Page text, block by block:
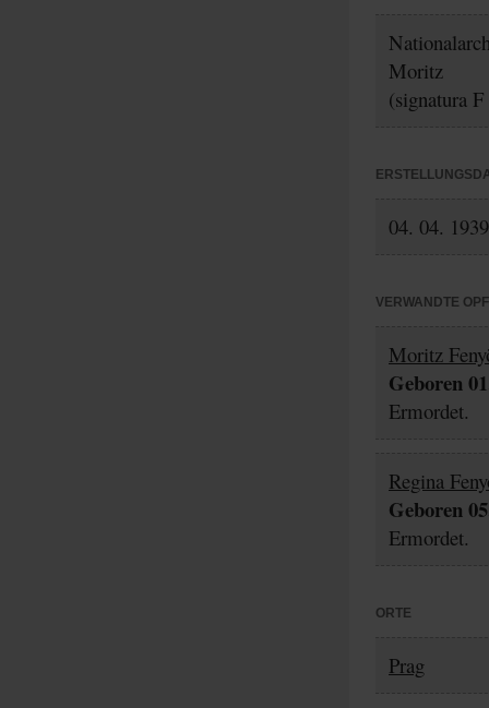
Moritz
(signatura
04. 04. 1939
VERWANDTE
Moritz
Geboren
Ermordet.
Regina
Geboren
Ermordet.
ORTE
Prag